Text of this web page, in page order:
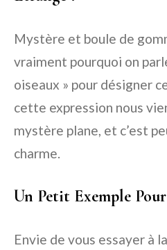
Mystère et boule de
vraiment pourquoi on
oiseaux » pour désigner
cette expression nous
mystère plane, et c’est
charme.
Un Petit Exemple
Envie de vous essayer à